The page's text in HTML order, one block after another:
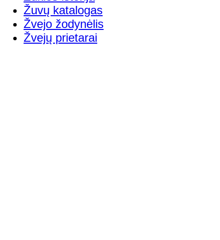
Žuvų katalogas
Žvejo žodynėlis
Žvejų prietarai